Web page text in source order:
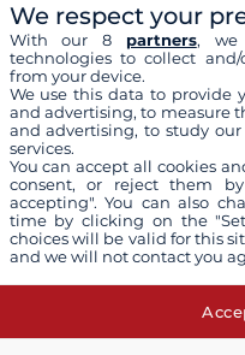
30 anni
di esperienza e di
passione
in tempo reale
i prezzi delle
We respect your
With our 8 partners, we
technologies to collect
from your device.
We use this data to provide
and advertising, to measure
and advertising, to study
services.
You can accept all cookies
consent, or reject them
accepting". You can also
time by clicking on the
choices will be valid for this
and we will not contact you